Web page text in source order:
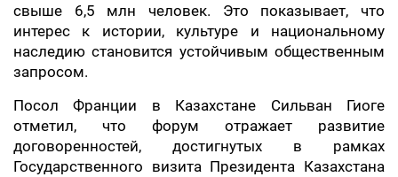
свыше 6,5 млн человек. Это показывает, что
интерес к истории, культуре и национальному
наследию становится устойчивым общественным
запросом.
Посол Франции в Казахстане Сильван Гиоге
отметил, что форум отражает развитие
договоренностей, достигнутых в рамках
Государственного визита Президента Казахстана